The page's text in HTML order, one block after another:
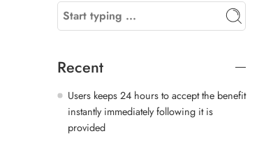
Recent
Users keeps 24 hours to accept the benefit
instantly immediately following it is
provided